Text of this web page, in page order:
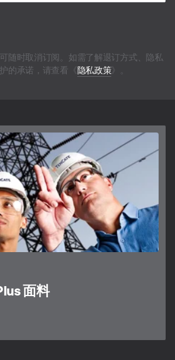
随时取消订阅。如需了解退订方式、隐私
的承诺，请查看《隐私政策》。
面料